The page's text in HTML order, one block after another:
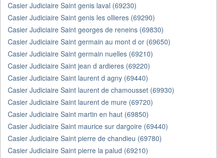
Casier Judiciaire Saint genis laval (69230)
Casier Judiciaire Saint genis les ollieres (69290)
Casier Judiciaire Saint georges de reneins (69830)
Casier Judiciaire Saint germain au mont d or (69650)
Casier Judiciaire Saint germain nuelles (69210)
Casier Judiciaire Saint jean d ardieres (69220)
Casier Judiciaire Saint laurent d agny (69440)
Casier Judiciaire Saint laurent de chamousset (69930)
Casier Judiciaire Saint laurent de mure (69720)
Casier Judiciaire Saint martin en haut (69850)
Casier Judiciaire Saint maurice sur dargoire (69440)
Casier Judiciaire Saint pierre de chandieu (69780)
Casier Judiciaire Saint pierre la palud (69210)